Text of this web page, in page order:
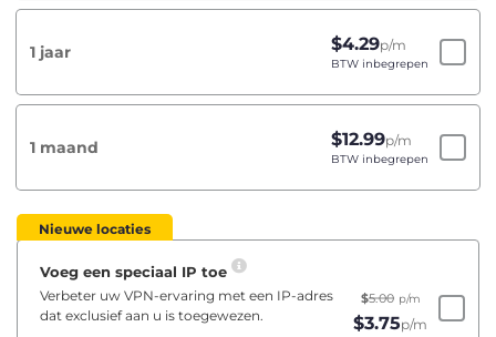
1 jaar $4.29p/m
BTW inbegrepen
1 maand $12.99p/m
BTW inbegrepen
Nieuwe locaties
Voeg een speciaal IP toe
Verbeter uw VPN-ervaring met een IP-adres
dat exclusief aan u is toegewezen.
$5.00 p/m
$3.75p/m